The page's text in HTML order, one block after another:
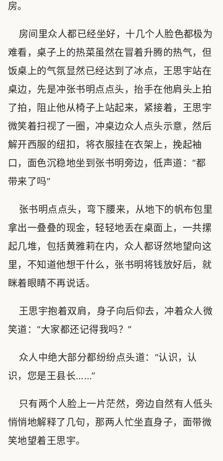
房。
房间里众人都已经坐好，十几个人脸色都极为
难看，桌子上的热菜虽然在冒着升腾的热气，但
饭桌上的气氛显然已经达到了冰点，王思宇站在
桌边，先是冲张书明点点头，抬手在他肩头上拍
了拍，阻止他从椅子上站起来，紧接着，王思宇
微笑着扫视了一圈，冲桌边众人点头示意，然后
解开西服的纽扣，将衣服挂在衣架上，挽起袖
口，面色沉稳地坐到张书明旁边，低声道：“都
带来了吗”
张书明点点头，弯下腰来，从地下的帆布包里
拿出一叠叠的现金，轻轻地丢在桌面上，一共摞
起几堆，包括黄雅莉在内，众人都讶然地望向这
里，不知道他想干什么，张书明将钱放好后，就
眯着眼睛不再说话。
王思宇抱着双肩，身子向后仰去，冲着众人微
笑道：“大家都还记得我吗？”
众人中绝大部分都纷纷点头道：“认识，认
识，您是王县长……”
只有两个人脸上一片茫然，旁边自然有人低头
悄悄地解释了几句，那两人忙坐直身子，面带微
笑地望着王思宇。